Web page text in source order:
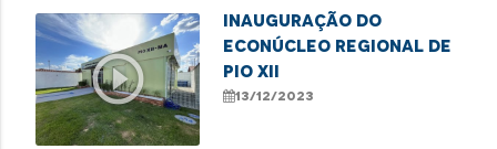
play_circle_outline
Inauguração do
Econúcleo Regional de
Pio XII
13/12/2023